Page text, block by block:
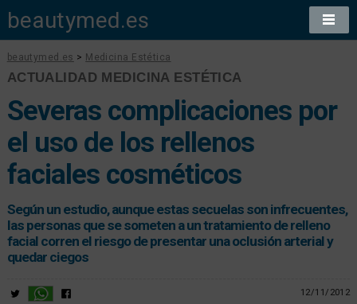
beautymed.es
beautymed.es > Medicina Estética
ACTUALIDAD MEDICINA ESTÉTICA
Severas complicaciones por
el uso de los rellenos
faciales cosméticos
Según un estudio, aunque estas secuelas son infrecuentes,
las personas que se someten a un tratamiento de relleno
facial corren el riesgo de presentar una oclusión arterial y
quedar ciegos
12/11/2012